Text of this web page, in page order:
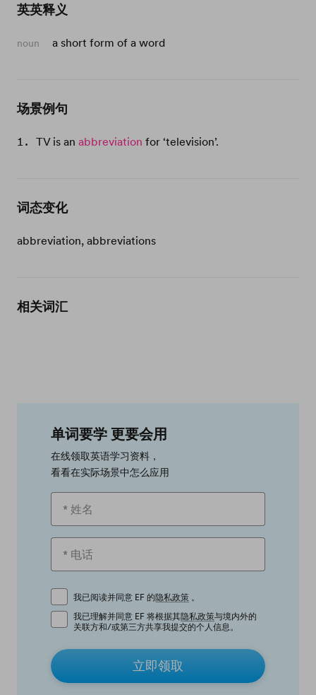
英英释义
noun a short form of a word
场景例句
TV is an abbreviation for ‘television’.
词态变化
abbreviation, abbreviations
相关词汇
单词要学 更要会用
在线领取英语学习资料，
看看在实际场景中怎么应用
我已阅读并同意 EF 的隐私政策 。
我已理解并同意 EF 将根据其隐私政策与境内外的
关联方和/或第三方共享我提交的个人信息。
立即领取